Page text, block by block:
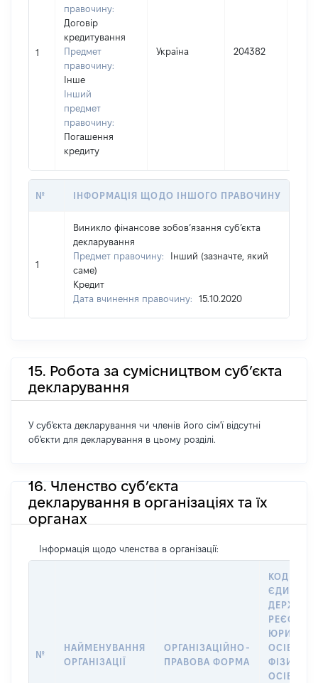
1
правочину:
Договір
кредитування
Предмет
правочину:
Інше
Інший
предмет
правочину:
Погашення
кредиту
Україна 204382
№ ІНФОРМАЦІЯ ЩОДО ІНШОГО ПРАВОЧИНУ
1
Виникло фінансове зобов’язання суб’єкта
декларування
Предмет правочину:
Інший (зазначте, який
саме)
Кредит
Дата вчинення правочину:
15.10.2020
15. Робота за сумісництвом суб’єкта
декларування
У суб'єкта декларування чи членів його сім'ї відсутні
об'єкти для декларування в цьому розділі.
16. Членство суб’єкта
декларування в організаціях та їх
органах
Інформація щодо членства в організації:
№
НАЙМЕНУВАННЯ
ОРГАНІЗАЦІЇ
ОРГАНІЗАЦІЙНО-
ПРАВОВА ФОРМА
КОД В
РЕЄСТРІ
ОСІБ,
ОСІБ –